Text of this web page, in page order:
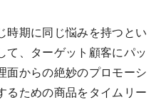
時期に同じ悩みを持つとい
て、ターゲット顧客にパッ
面からの絶妙のプロモーシ
るための商品をタイムリー